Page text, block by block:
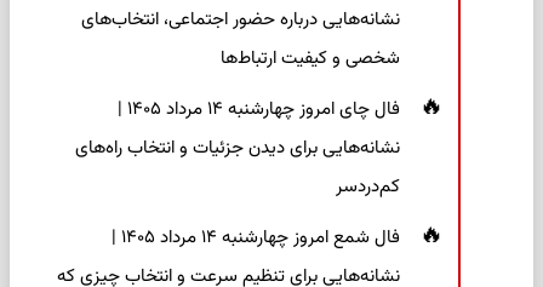
نشانه‌هایی درباره حضور اجتماعی، انتخاب‌های
شخصی و کیفیت ارتباط‌ها
فال چای امروز چهارشنبه ۱۴ مرداد ۱۴۰۵ |
نشانه‌هایی برای دیدن جزئیات و انتخاب راه‌های
کم‌دردسر
فال شمع امروز چهارشنبه ۱۴ مرداد ۱۴۰۵ |
نشانه‌هایی برای تنظیم سرعت و انتخاب چیزی که